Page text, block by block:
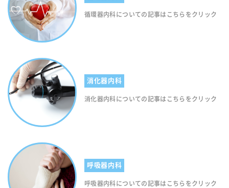
循環器内科についての記事はこちらをクリック
消化器内科
消化器内科についての記事はこちらをクリック
呼吸器内科
呼吸器内科についての記事はこちらをクリック